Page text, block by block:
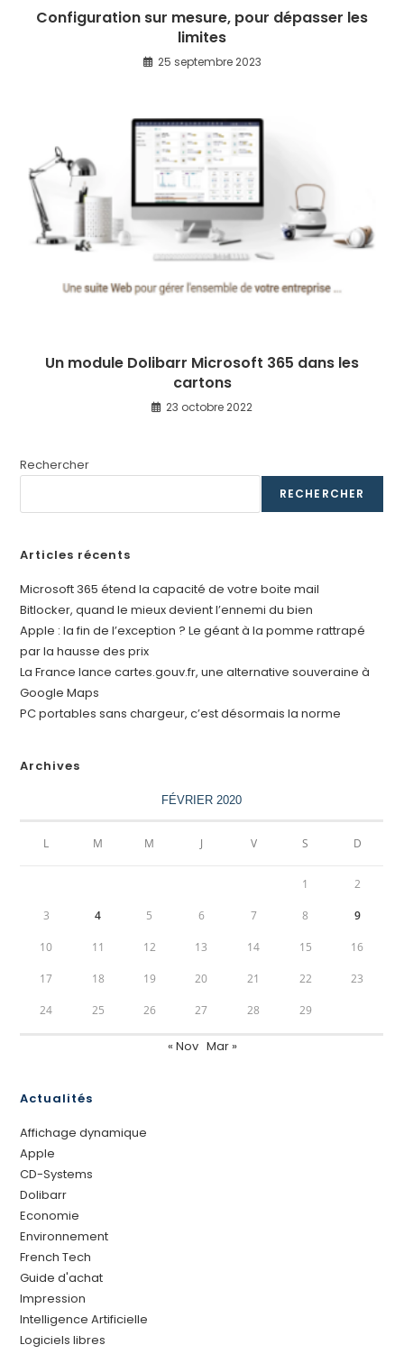
Configuration sur mesure, pour dépasser les
limites
25 septembre 2023
Un module Dolibarr Microsoft 365 dans les
cartons
23 octobre 2022
Rechercher
RECHERCHER
Articles récents
Microsoft 365 étend la capacité de votre boite mail
Bitlocker, quand le mieux devient l’ennemi du bien
Apple : la fin de l’exception ? Le géant à la pomme rattrapé
par la hausse des prix
La France lance cartes.gouv.fr, une alternative souveraine à
Google Maps
PC portables sans chargeur, c’est désormais la norme
Archives
FÉVRIER 2020
L M M J V S D
1 2
3 4 5 6 7 8 9
10 11 12 13 14 15 16
17 18 19 20 21 22 23
24 25 26 27 28 29
« Nov Mar »
Actualités
Affichage dynamique
Apple
CD-Systems
Dolibarr
Economie
Environnement
French Tech
Guide d'achat
Impression
Intelligence Artificielle
Logiciels libres